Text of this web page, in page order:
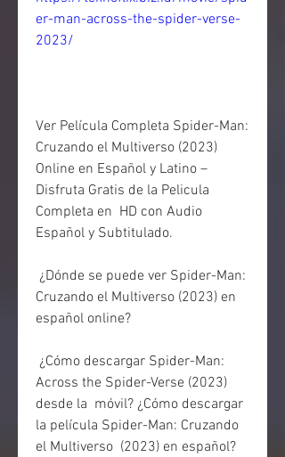
er-man-across-the-spider-verse-
2023/
Ver Película Completa Spider-Man:
Cruzando el Multiverso (2023)
Online en Español y Latino –
Disfruta Gratis de la Pelicula
Completa en  HD con Audio
Español y Subtitulado.
Cruzando el Multiverso (2023) en
español online?
Across the Spider-Verse (2023)
desde la  móvil? ¿Cómo descargar
la película Spider-Man: Cruzando
el Multiverso  (2023) en español?